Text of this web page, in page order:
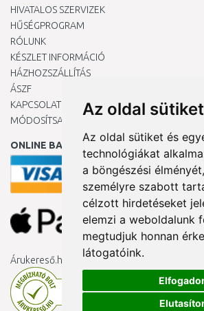
Az oldal
Az oldal sütiket és
technológiákat
a böngészési
személyre szabott
célzott hirdetéseket
elemzi a weboldalunk
megtudjuk honnan
látogatóink.
HIVATALOS SZERVIZEK
HŰSÉGPROGRAM
RÓLUNK
KÉSZLET INFORMÁCIÓ
HÁZHOZSZÁLLÍTÁS
ÁSZF
KAPCSOLAT
MÓDOSÍTSA A COOKIE-BEÁLLÍTÁSAIMAT
ONLINE BANKKÁRTYÁVAL
Árukereső.hu